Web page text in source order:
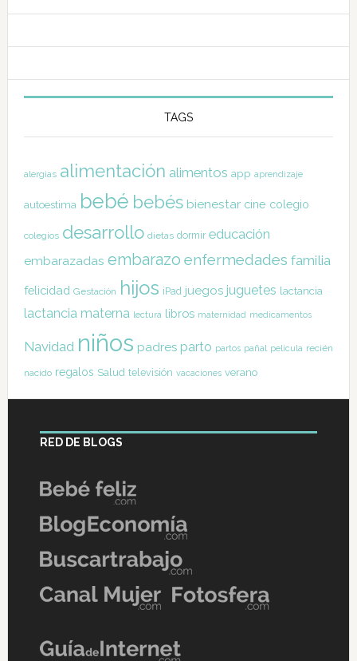
TAGS
alergias alimentación alimentos app aprendizaje
autoestima bebé bebés bienestar cine colegio
colegios desarrollo dietas dormir educación
embarazadas embarazo enfermedades familia
felicidad Gestación hijos iPad juegos juguetes lactancia
lactancia materna lectura libros maternidad medicamentos
Navidad niños padres parto partos pañal película recién
nacido regalos Salud televisión vacaciones verano
RED DE BLOGS